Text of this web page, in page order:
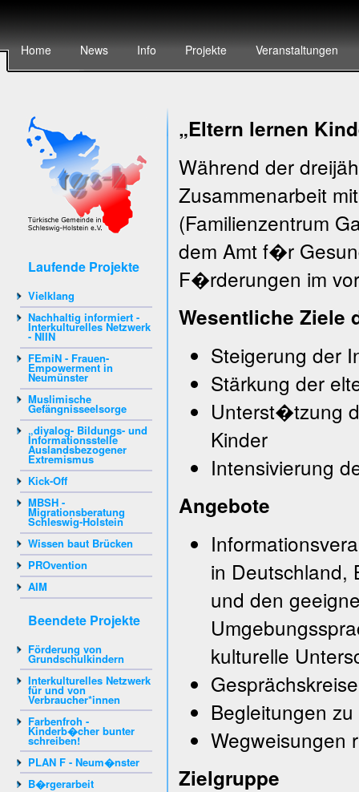
Home News Info Projekte Veranstaltungen
Laufende Projekte
Vielklang
Nachhaltig informiert -
Interkulturelles Netzwerk
- NIIN
FEmiN - Frauen-
Empowerment in
Neumünster
Muslimische
Gefängnisseelsorge
„diyalog- Bildungs- und
Informationsstelle
Auslandsbezogener
Extremismus
Kick-Off
MBSH -
Migrationsberatung
Schleswig-Holstein
Wissen baut Brücken
PROvention
AIM
Beendete Projekte
Förderung von
Grundschulkindern
Interkulturelles Netzwerk
für und von
Verbraucher*innen
Farbenfroh -
Kinderb�cher bunter
schreiben!
PLAN F - Neum�nster
B�rgerarbeit
„Eltern lernen
Während der
Zusammenarbeit
(Familienzentrum
dem Amt f�r
F�rderungen im
Wesentliche Ziele
Steigerung der
Stärkung der
Unterst�tzung
Kinder
Intensivierung
Angebote
in Deutschland,
und den
kulturelle
Begleitungen
Wegweisungen
Zielgruppe